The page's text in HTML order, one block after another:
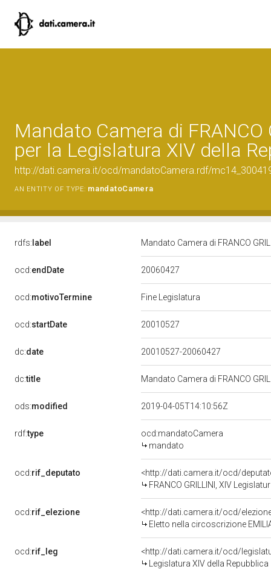
Mandato Camera di FRANCO
per la Legislatura XIV della
http://dati.camera.it/ocd/mandatoCamera.rdf/
AN ENTITY OF TYPE: mandatoCamera
rdfs: label Mandato Camera di FRANCO
ocd:endDate 20060427
ocd:motivoTermine Fine Legislatura
ocd:startDate 20010527
dc:date 20010527-20060427
dc:title Mandato Camera di FRANCO
ods:modified 2019-04-05T14:10:56Z
rdf:type
ocd:mandatoCamera
mandato
ocd:rif_deputato
<http://dati.camera.it/ocd/
FRANCO GRILLINI, XIV
ocd:rif_elezione
<http://dati.camera.it/ocd/
Eletto nella circoscrizione
ocd:rif_leg
<http://dati.camera.it/ocd/
Legislatura XIV della